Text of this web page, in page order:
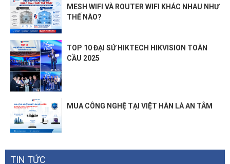
MESH WIFI VÀ ROUTER WIFI KHÁC NHAU NHƯ
THẾ NÀO?
TOP 10 ĐẠI SỨ HIKTECH HIKVISION TOÀN
CẦU 2025
MUA CÔNG NGHỆ TẠI VIỆT HÀN LÀ AN TÂM
TIN TỨC